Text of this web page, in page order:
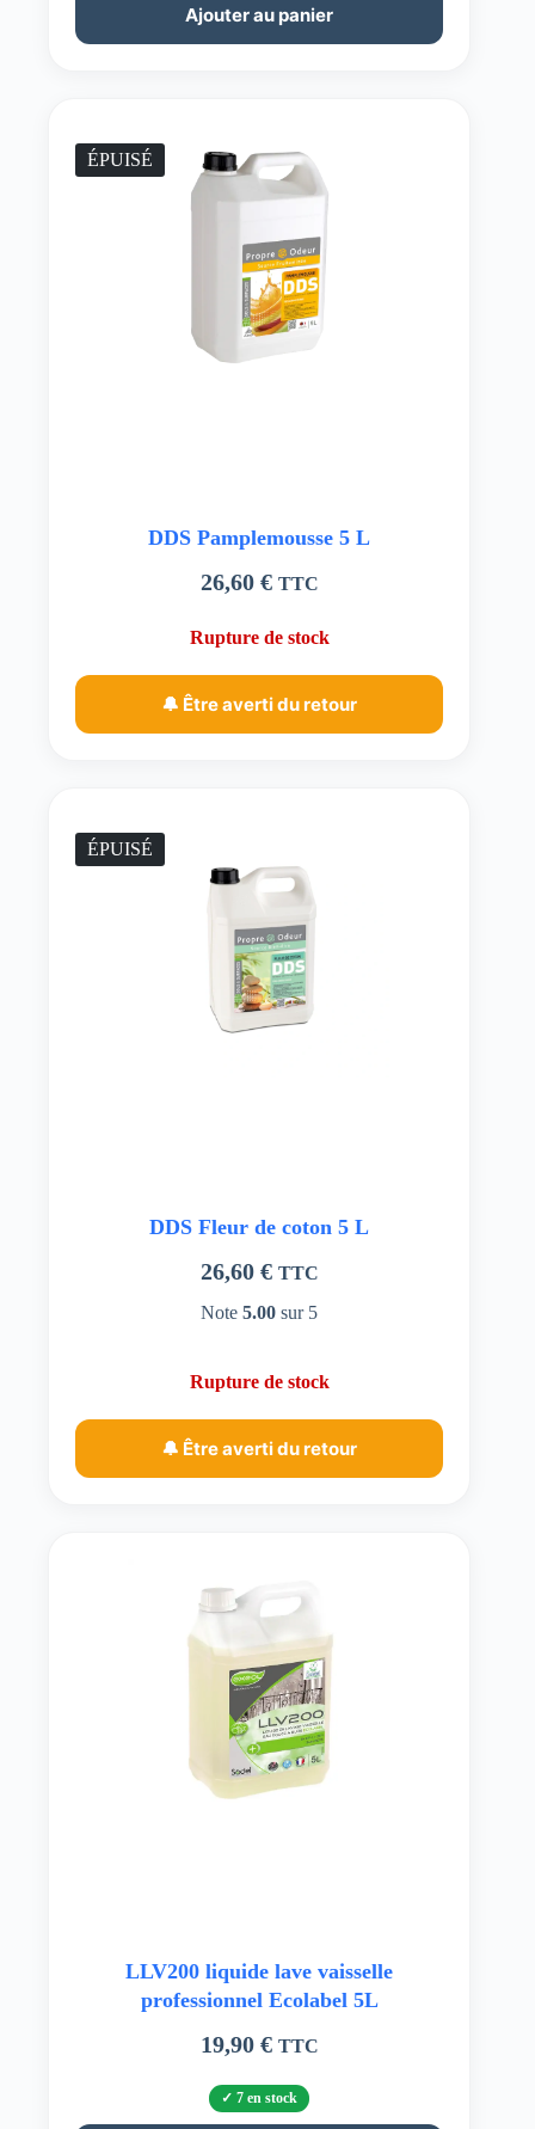
Ajouter au panier
ÉPUISÉ
DDS Pamplemousse 5 L
26,60 € TTC
Rupture de stock
🔔 Être averti du retour
ÉPUISÉ
DDS Fleur de coton 5 L
26,60 € TTC
Note5.00 sur 5
Rupture de stock
🔔 Être averti du retour
LLV200 liquide lave vaisselle
professionnel Ecolabel 5L
19,90 € TTC
7 en stock